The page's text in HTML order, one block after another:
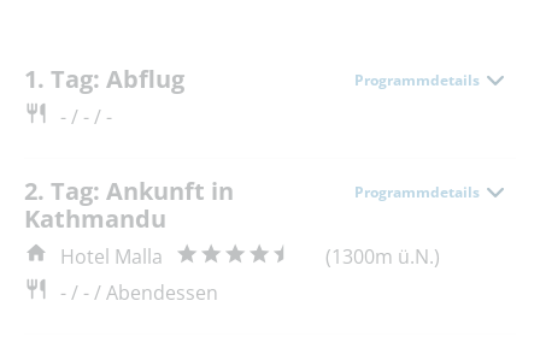
1. Tag: Abflug Programmdetails
- / - / -
2. Tag: Ankunft in
Kathmandu
Programmdetails
Hotel Malla
(1300m ü.N.)
- / - / Abendessen